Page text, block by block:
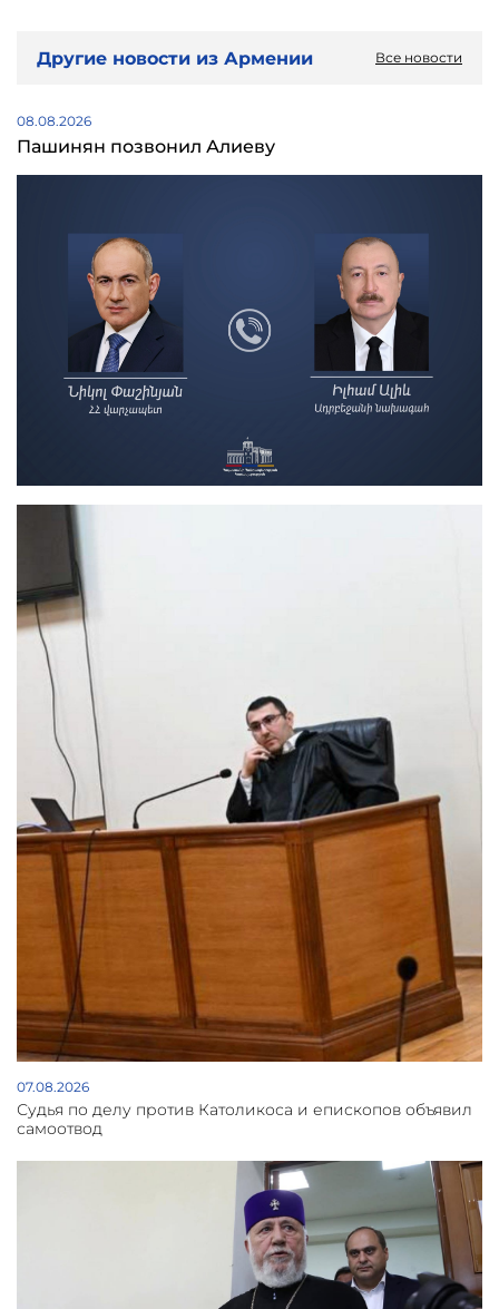
Другие новости из Армении Все новости
08.08.2026
Пашинян позвонил Алиеву
07.08.2026
Судья по делу против Католикоса и епископов объявил
самоотвод